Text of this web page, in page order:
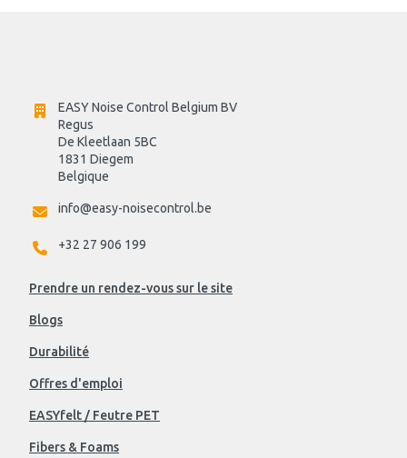
EASY Noise Control Belgium BV
Regus
De Kleetlaan 5BC
1831 Diegem
Belgique
info@easy-noisecontrol.be
+32 27 906 199
Prendre un rendez-vous sur le site
Blogs
Durabilité
Offres d'emploi
EASYfelt / Feutre PET
Fibers & Foams